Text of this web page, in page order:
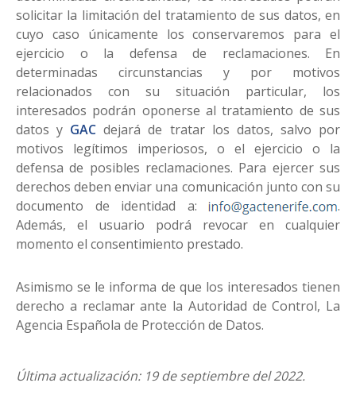
solicitar la limitación del tratamiento de sus datos, en
cuyo caso únicamente los conservaremos para el
ejercicio o la defensa de reclamaciones. En
determinadas circunstancias y por motivos
relacionados con su situación particular, los
interesados podrán oponerse al tratamiento de sus
datos y GAC dejará de tratar los datos, salvo por
motivos legítimos imperiosos, o el ejercicio o la
defensa de posibles reclamaciones. Para ejercer sus
derechos deben enviar una comunicación junto con su
documento de identidad a:
.
Además, el usuario podrá revocar en cualquier
momento el consentimiento prestado.
Asimismo se le informa de que los interesados tienen
derecho a reclamar ante la Autoridad de Control, La
Agencia Española de Protección de Datos.
Última actualización: 19 de septiembre del 2022.